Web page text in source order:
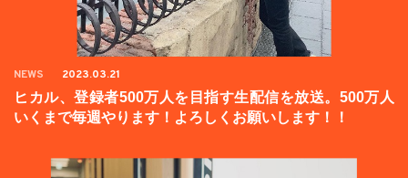
NEWS 2023.03.21
ヒカル、登録者500万人を目指す生配信を放送。500万人
いくまで毎週やります！よろしくお願いします！！